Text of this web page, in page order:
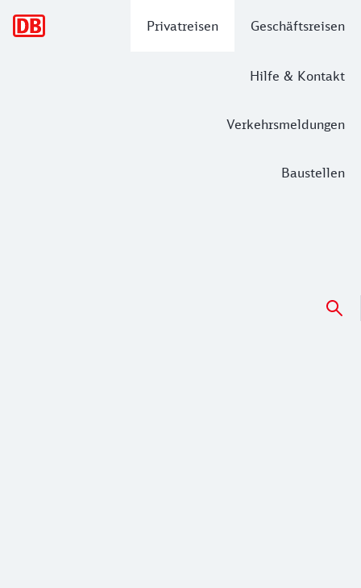
Privatreisen Geschäftsreisen
Hilfe & Kontakt
Verkehrsmeldungen
Baustellen